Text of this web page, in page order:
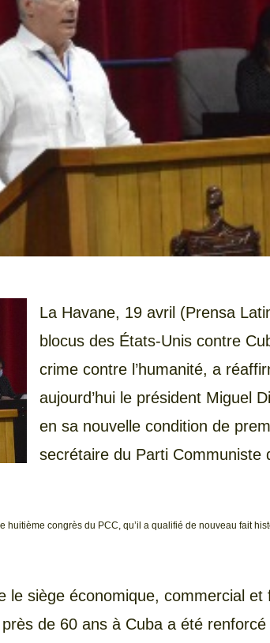
La Havane, 19 avril (Prensa
blocus des États-Unis contre
crime contre l’humanité, a
aujourd’hui le président Miguel
en sa nouvelle condition de
secrétaire du Parti Communiste
huitième congrès du PCC, qu’il a qualifié de nouveau fait
le siège économique, commercial et
de 60 ans à Cuba a été